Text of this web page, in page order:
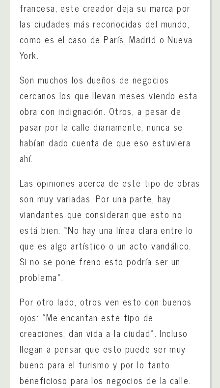
francesa, este creador deja su marca por
las ciudades más reconocidas del mundo,
como es el caso de París, Madrid o Nueva
York.
Son muchos los dueños de negocios
cercanos los que llevan meses viendo esta
obra con indignación. Otros, a pesar de
pasar por la calle diariamente, nunca se
habían dado cuenta de que eso estuviera
ahí.
Las opiniones acerca de este tipo de obras
son muy variadas. Por una parte, hay
viandantes que consideran que esto no
está bien: «No hay una línea clara entre lo
que es algo artístico o un acto vandálico.
Si no se pone freno esto podría ser un
problema».
Por otro lado, otros ven esto con buenos
ojos: «Me encantan este tipo de
creaciones, dan vida a la ciudad». Incluso
llegan a pensar que esto puede ser muy
bueno para el turismo y por lo tanto
beneficioso para los negocios de la calle.